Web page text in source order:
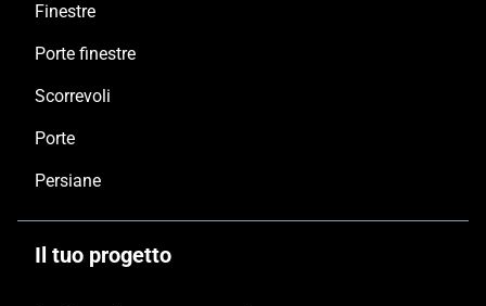
Finestre
Porte finestre
Scorrevoli
Porte
Persiane
Il tuo progetto